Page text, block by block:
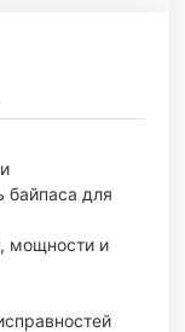
байпаса для
мощности и